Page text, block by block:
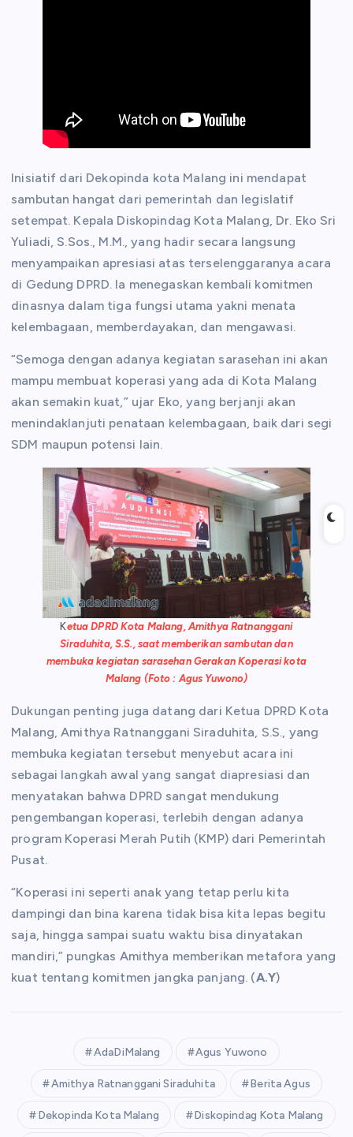
Inisiatif dari Dekopinda kota Malang ini mendapat
sambutan hangat dari pemerintah dan legislatif
setempat. Kepala Diskopindag Kota Malang, Dr. Eko Sri
Yuliadi, S.Sos., M.M., yang hadir secara langsung
menyampaikan apresiasi atas terselenggaranya acara
di Gedung DPRD. Ia menegaskan kembali komitmen
dinasnya dalam tiga fungsi utama yakni menata
kelembagaan, memberdayakan, dan mengawasi.
“Semoga dengan adanya kegiatan sarasehan ini akan
mampu membuat koperasi yang ada di Kota Malang
akan semakin kuat,” ujar Eko, yang berjanji akan
menindaklanjuti penataan kelembagaan, baik dari segi
SDM maupun potensi lain.
Ketua DPRD Kota Malang, Amithya Ratnanggani
Siraduhita, S.S., saat memberikan sambutan dan
membuka kegiatan sarasehan Gerakan Koperasi kota
Malang (Foto : Agus Yuwono)
Dukungan penting juga datang dari Ketua DPRD Kota
Malang, Amithya Ratnanggani Siraduhita, S.S., yang
membuka kegiatan tersebut menyebut acara ini
sebagai langkah awal yang sangat diapresiasi dan
menyatakan bahwa DPRD sangat mendukung
pengembangan koperasi, terlebih dengan adanya
program Koperasi Merah Putih (KMP) dari Pemerintah
Pusat.
“Koperasi ini seperti anak yang tetap perlu kita
dampingi dan bina karena tidak bisa kita lepas begitu
saja, hingga sampai suatu waktu bisa dinyatakan
mandiri,” pungkas Amithya memberikan metafora yang
kuat tentang komitmen jangka panjang. (A.Y)
AdaDiMalang Agus Yuwono
Amithya Ratnanggani Siraduhita Berita Agus
Dekopinda Kota Malang Diskopindag Kota Malang